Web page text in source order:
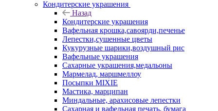
Кондитерские украшения
Назад
Кондитерские украшения
Вафельная крошка,савоярди,печенье
Лепестки,сушенные цветы
Кукурузные шарики,воздушный рис
Вафельные украшения
Сахарные украшения,медальоны
Мармелад, маршмеллоу
Посыпки MIXIE
Мастика, марципан
Миндальные, арахисовые лепестки
Сахарная и вафельная печать, бумага